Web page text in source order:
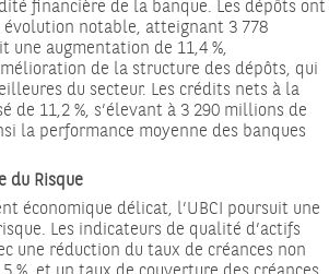
financière de la banque. Les dépôts ont
notable, atteignant 3 778
une augmentation de 11,4 %,
de la structure des dépôts, qui
du secteur. Les crédits nets à la
de 11,2 %, s’élevant à 3 290 millions de
la performance moyenne des banques
du Risque
économique délicat, l’UBCI poursuit une
Les indicateurs de qualité d’actifs
une réduction du taux de créances non